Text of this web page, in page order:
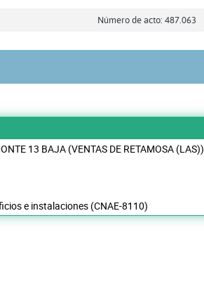
Número de acto: 487.063
13 BAJA (VENTAS DE RETAMOSA (LAS))
e instalaciones (CNAE-8110)